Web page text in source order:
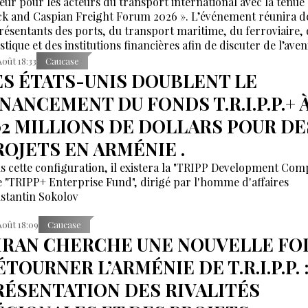
and Caspian Freight Forum 2026 ». L’événement réunira
des ports, du transport maritime, du ferroviaire,
et des institutions financières afin de discuter de
reliant l’Asie, la mer Caspienne, la région de la mer
18:33 Caucase
ÉTATS-UNIS DOUBLENT LE
DU FONDS T.R.I.P.P.+
MILLIONS DE DOLLARS POUR
EN ARMÉNIE .
cette configuration, il existera la "TRIPP Development
"TRIPP+ Enterprise Fund", dirigé par l'homme d'affaires
Sokolov
18:09 Caucase
CHERCHE UNE NOUVELLE
L’ARMÉNIE DE T.R.I.P.P. :
DES RIVALITÉS